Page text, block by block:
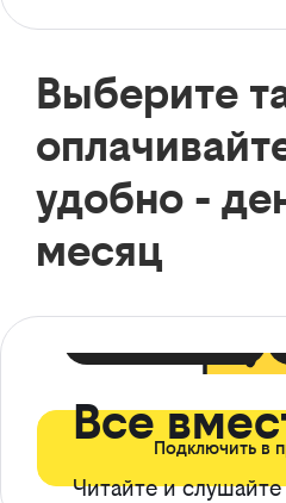
Выберите
удобно -
месяц
Все
Читайте и
Подключить в